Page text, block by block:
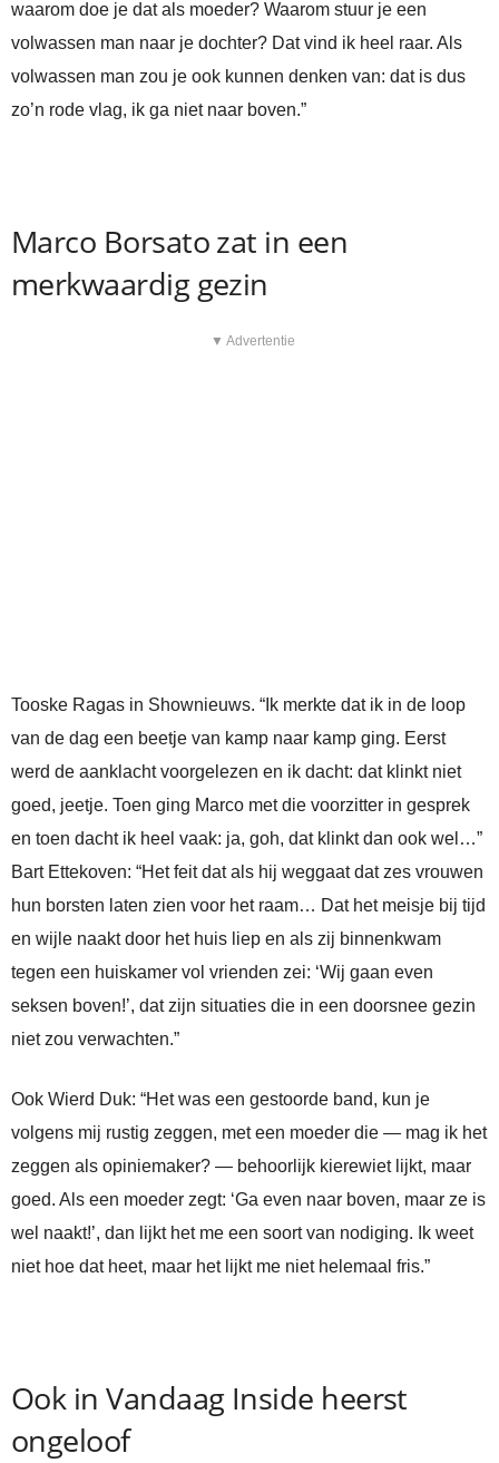
waarom doe je dat als moeder? Waarom stuur je een
volwassen man naar je dochter? Dat vind ik heel raar. Als
volwassen man zou je ook kunnen denken van: dat is dus
zo’n rode vlag, ik ga niet naar boven.”
Marco Borsato zat in een
merkwaardig gezin
▼ Advertentie
Tooske Ragas in Shownieuws. “Ik merkte dat ik in de loop
van de dag een beetje van kamp naar kamp ging. Eerst
werd de aanklacht voorgelezen en ik dacht: dat klinkt niet
goed, jeetje. Toen ging Marco met die voorzitter in gesprek
en toen dacht ik heel vaak: ja, goh, dat klinkt dan ook wel…”
Bart Ettekoven: “Het feit dat als hij weggaat dat zes vrouwen
hun borsten laten zien voor het raam… Dat het meisje bij tijd
en wijle naakt door het huis liep en als zij binnenkwam
tegen een huiskamer vol vrienden zei: ‘Wij gaan even
seksen boven!’, dat zijn situaties die in een doorsnee gezin
niet zou verwachten.”
Ook Wierd Duk: “Het was een gestoorde band, kun je
volgens mij rustig zeggen, met een moeder die — mag ik het
zeggen als opiniemaker? — behoorlijk kierewiet lijkt, maar
goed. Als een moeder zegt: ‘Ga even naar boven, maar ze is
wel naakt!’, dan lijkt het me een soort van nodiging. Ik weet
niet hoe dat heet, maar het lijkt me niet helemaal fris.”
Ook in Vandaag Inside heerst
ongeloof